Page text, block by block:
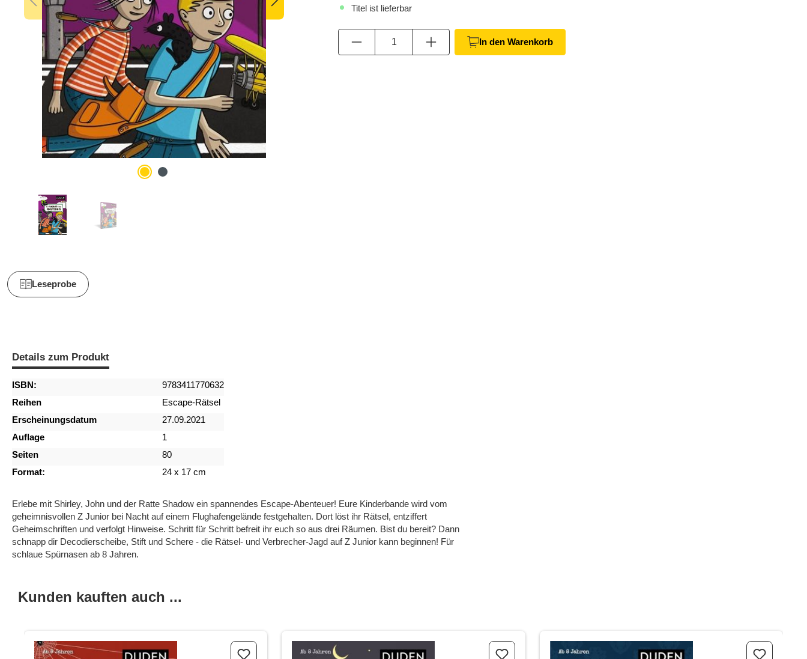
Titel ist lieferbar
Anzahl
In den Warenkorb
Leseprobe
Details zum Produkt
ISBN:
9783411770632
Reihen
Escape-Rätsel
Erscheinungsdatum
27.09.2021
Auflage
1
Seiten
80
Format:
24 x 17 cm
Erlebe mit Shirley, John und der Ratte Shadow ein spannendes Escape-Abenteuer! Eure Kinderbande wird vom
geheimnisvollen Z Junior bei Nacht auf einem Flughafengelände festgehalten. Dort löst ihr Rätsel, entziffert
Geheimschriften und verfolgt Hinweise. Schritt für Schritt befreit ihr euch so aus drei Räumen. Bist du bereit? Dann
schnapp dir Decodierscheibe, Stift und Schere - die Rätsel- und Verbrecher-Jagd auf Z Junior kann beginnen! Für
schlaue Spürnasen ab 8 Jahren.
Kunden kauften auch ...
Escape-Rätsel - Die verborgene Bibliothek Escape-Rätsel - Flucht aus dem Nachtzug Escape-Rätsel - Das Schloss der Geheimnisse